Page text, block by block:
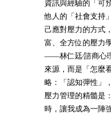
資訊與經驗的「可
他人的「社會支持
己應對壓力的方式
富、全方位的壓力
——林仁廷∕諮商心
來源，而是「怎麼
略：「認知彈性」
壓力管理的精髓是
時，讓我成為一陣